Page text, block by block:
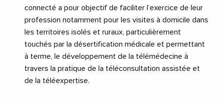
connecté a pour objectif de faciliter l’exercice de leur
profession notamment pour les visites à domicile dans
les territoires isolés et ruraux, particulièrement
touchés par la désertification médicale et permettant
à terme, le développement de la télémédecine à
travers la pratique de la téléconsultation assistée et
de la téléexpertise.